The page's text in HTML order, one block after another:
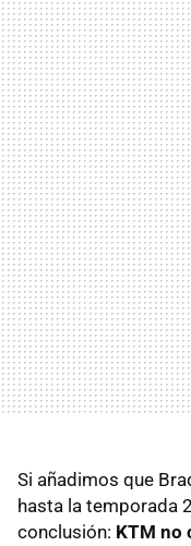
Si añadimos que
hasta la temporada
conclusión: KTM no